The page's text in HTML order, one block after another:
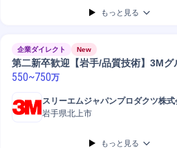
もっと見る
企業ダイレクト New
第二新卒歓迎【岩手/品質技術】3M
550~750万
スリーエムジャパンプロダクツ株式
岩手県北上市
もっと見る